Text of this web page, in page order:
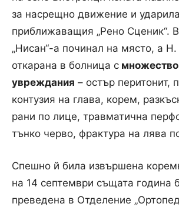
за насрещно движение и
приближаващия „Рено Сценик“.
„Нисан“-а починал на място, а
откарана в болница с
увреждания – остър перитонит,
контузия на глава, корем,
рани по лице, травматична
тънко черво, фрактура на лява
Спешно й била извършена
на 14 септември същата година
преведена в Отделение